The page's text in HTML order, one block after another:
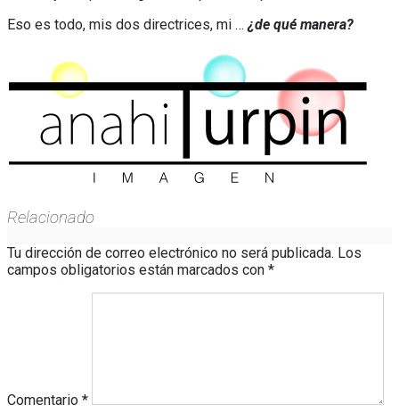
Eso es todo, mis dos directrices, mi … ¿de qué manera?
Relacionado
Tu dirección de correo electrónico no será publicada. Los
campos obligatorios están marcados con *
Comentario *